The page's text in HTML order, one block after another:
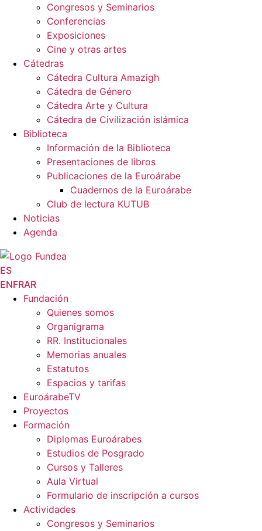
Congresos y Seminarios
Conferencias
Exposiciones
Cine y otras artes
Cátedras
Cátedra Cultura Amazigh
Cátedra de Género
Cátedra Arte y Cultura
Cátedra de Civilización islámica
Biblioteca
Información de la Biblioteca
Presentaciones de libros
Publicaciones de la Euroárabe
Cuadernos de la Euroárabe
Club de lectura KUTUB
Noticias
Agenda
ES
ENFRAR
Fundación
Quienes somos
Organigrama
RR. Institucionales
Memorias anuales
Estatutos
Espacios y tarifas
EuroárabeTV
Proyectos
Formación
Diplomas Euroárabes
Estudios de Posgrado
Cursos y Talleres
Aula Virtual
Formulario de inscripción a cursos
Actividades
Congresos y Seminarios